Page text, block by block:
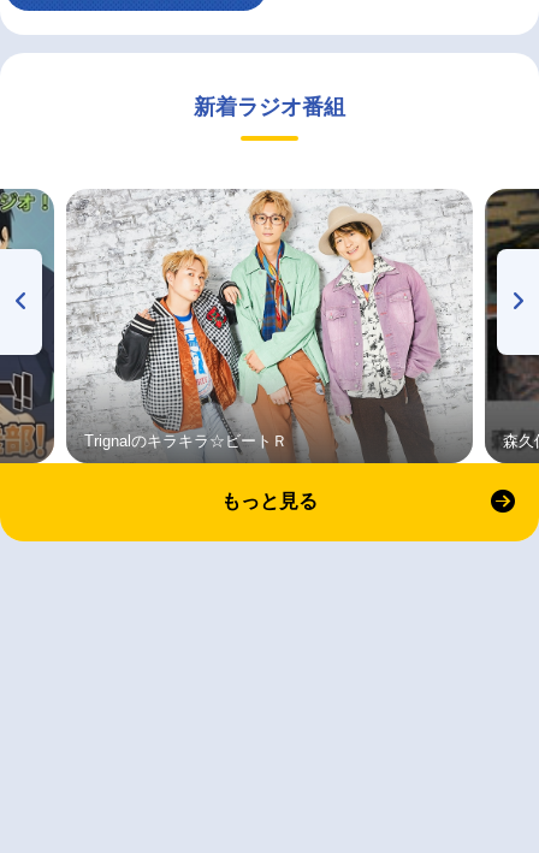
新着ラジオ番組
Trignalのキラキラ☆ビートＲ 森久
もっと見る